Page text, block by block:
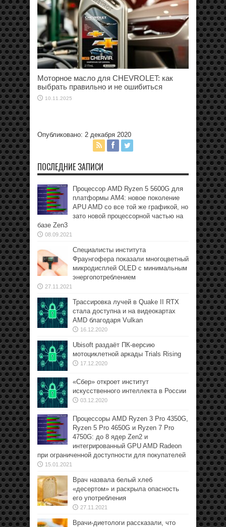
Моторное масло для CHEVROLET: как
выбрать правильно и не ошибиться
10.11.2025
Опубликовано: 2 декабря 2020
ПОСЛЕДНИЕ ЗАПИСИ
Процессор AMD Ryzen 5 5600G для
платформы АМ4: новое поколение
APU AMD со все той же графикой, но
зато новой процессорной частью на
базе Zen3
08.09.2021
Специалисты института
Фраунгофера показали многоцветный
микродисплей OLED с минимальным
энергопотреблением
27.11.2021
Трассировка лучей в Quake II RTX
стала доступна и на видеокартах
AMD благодаря Vulkan
16.12.2020
Ubisoft раздаёт ПК-версию
мотоциклетной аркады Trials Rising
17.12.2020
«Сбер» откроет институт
искусственного интеллекта в России
03.12.2020
Процессоры AMD Ryzen 3 Pro 4350G,
Ryzen 5 Pro 4650G и Ryzen 7 Pro
4750G: до 8 ядер Zen2 и
интегрированный GPU AMD Radeon
при ограниченной доступности для покупателей
15.01.2021
Врач назвала белый хлеб
«десертом» и раскрыла опасность
его употребления
27.11.2021
Врачи-диетологи рассказали, что